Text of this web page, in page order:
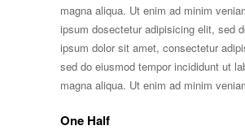
magna aliqua. Ut enim ad minim
ipsum dosectetur adipisicing elit, sed
ipsum dolor sit amet, consectetur
sed do eiusmod tempor incididunt ut
magna aliqua. Ut enim ad minim
One Half